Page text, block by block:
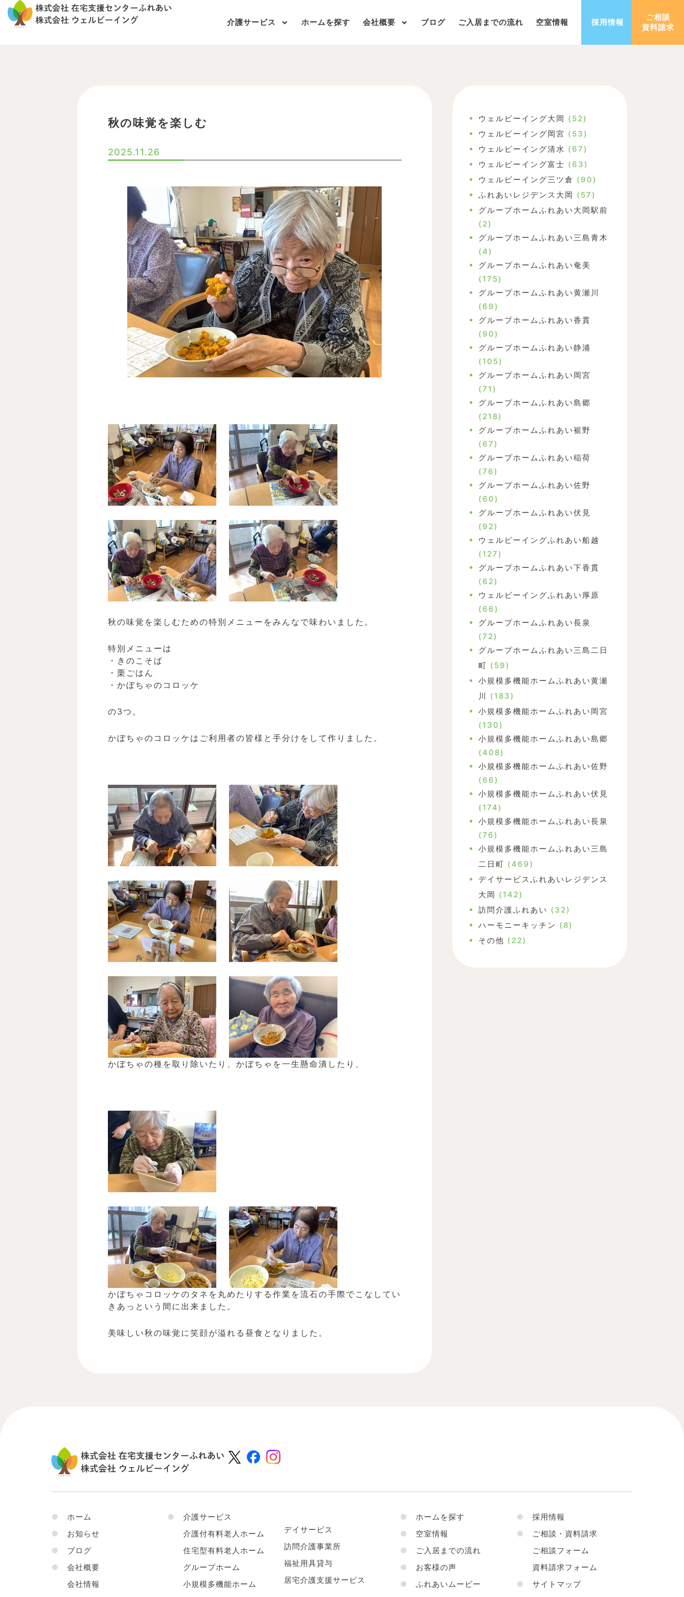
内
介護サービス ホームを探す 会社概要 ブログ ご入居までの流れ 空室情報 採用情報
ご相談
資料請求
秋の味覚を楽しむ
2025.11.26
秋の味覚を楽しむための特別メニューをみんなで味わいました。
特別メニューは
・きのこそば
・栗ごはん
・かぼちゃのコロッケ
の3つ。
かぼちゃのコロッケはご利用者の皆様と手分けをして作りました。
かぼちゃの種を取り除いたり、かぼちゃを一生懸命潰したり、
かぼちゃコロッケのタネを丸めたりする作業を流石の手際でこなしてい
きあっという間に出来ました。
美味しい秋の味覚に笑顔が溢れる昼食となりました。
ウェルビーイング大岡 (52)
ウェルビーイング岡宮 (53)
ウェルビーイング清水 (67)
ウェルビーイング富士 (63)
ウェルビーイング三ツ倉 (90)
ふれあいレジデンス大岡 (57)
グループホームふれあい大岡駅前
(2)
グループホームふれあい三島青木
(4)
グループホームふれあい奄美
(175)
グループホームふれあい黄瀬川
(69)
グループホームふれあい香貫
(90)
グループホームふれあい静浦
(105)
グループホームふれあい岡宮
(71)
グループホームふれあい島郷
(218)
グループホームふれあい裾野
(67)
グループホームふれあい稲荷
(76)
グループホームふれあい佐野
(60)
グループホームふれあい伏見
(92)
ウェルビーイングふれあい船越
(127)
グループホームふれあい下香貫
(62)
ウェルビーイングふれあい厚原
(66)
グループホームふれあい長泉
(72)
グループホームふれあい三島二日
町 (59)
小規模多機能ホームふれあい黄瀬
川 (183)
小規模多機能ホームふれあい岡宮
(130)
小規模多機能ホームふれあい島郷
(408)
小規模多機能ホームふれあい佐野
(66)
小規模多機能ホームふれあい伏見
(174)
小規模多機能ホームふれあい長泉
(76)
小規模多機能ホームふれあい三島
二日町 (469)
デイサービスふれあいレジデンス
大岡 (142)
訪問介護ふれあい (32)
ハーモニーキッチン (8)
その他 (22)
●
ホーム
●
お知らせ
●
ブログ
●
会社概要
会社情報
●
介護サービス
介護付有料老人ホーム
住宅型有料老人ホーム
グループホーム
小規模多機能ホーム
デイサービス
訪問介護事業所
福祉用具貸与
居宅介護支援サービス
●
ホームを探す
●
空室情報
●
ご入居までの流れ
●
お客様の声
●
ふれあいムービー
●
採用情報
●
ご相談・資料請求
ご相談フォーム
資料請求フォーム
●
サイトマップ